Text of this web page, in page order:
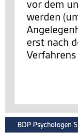
vor dem
werden
erst nach
BDP Psychologen